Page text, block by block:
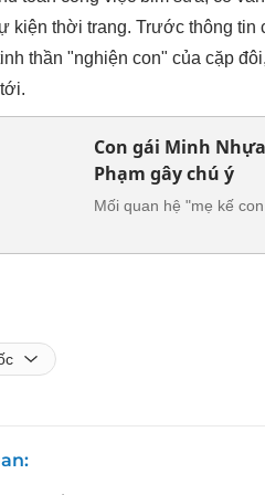
kiện thời trang. Trước thông
thần "nghiện con" của cặp
Con gái Minh
Phạm gây chú ý
Mối quan hệ "mẹ kế